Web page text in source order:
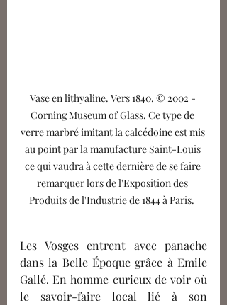
Vase en lithyaline. Vers 1840. © 2002 -
Corning Museum of Glass. Ce type de
verre marbré imitant la calcédoine est mis
au point par la manufacture Saint-Louis
ce qui vaudra à cette dernière de se faire
remarquer lors de l'Exposition des
Produits de l'Industrie de 1844 à Paris.
Les Vosges entrent avec panache
dans la Belle Époque grâce à Emile
Gallé. En homme curieux de voir où
le savoir-faire local lié à son